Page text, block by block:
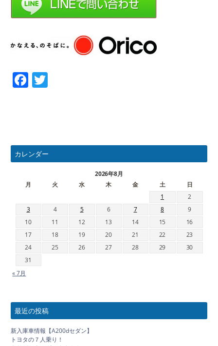
Facebook
カレンダー
2026年8月
月
火 水 木 金 土
日
1
2
3
4 5 6 7 8
9
10
11 12 13 14 15
16
17
18 19 20 21 22
23
24
25 26 27 28 29
30
31
« 7月
最近の投稿
新入庫車情報【A200dセダン】
トヨタの７人乗り！